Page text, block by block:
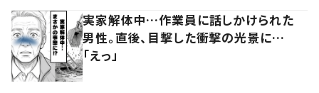
実家解体中…作業員に話しかけられた
男性。直後、目撃した衝撃の光景に…
「えっ」